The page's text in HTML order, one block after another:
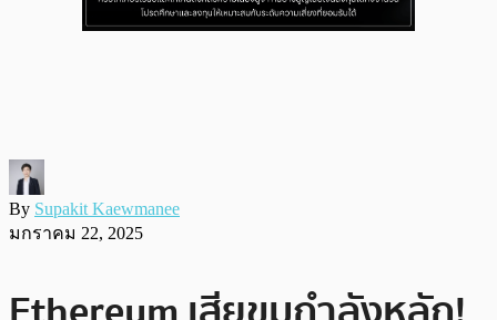
By Supakit Kaewmanee
มกราคม 22, 2025